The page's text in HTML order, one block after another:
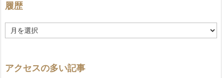
履歴
歴
アクセスの多い記事